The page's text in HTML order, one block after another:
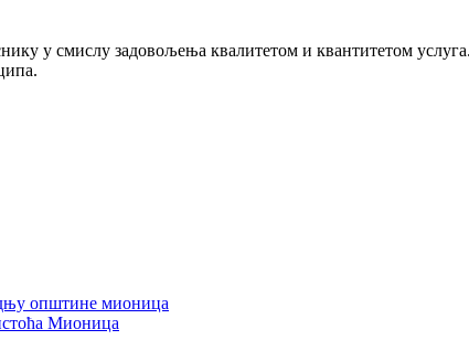
у смислу задовољења квалитетом и квантитетом
општине мионица
Мионица